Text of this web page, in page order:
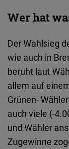
Wer hat
Der Wahlsieg
wie auch in
beruht laut
allem auf
Grünen-
auch viele (-
und Wähler
Zugewinne